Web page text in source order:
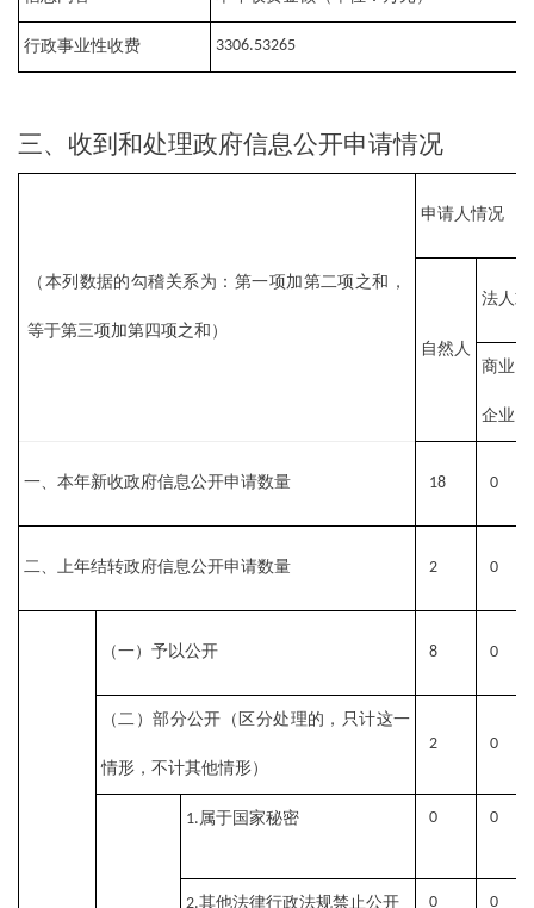
行政事业性收费 3306.53265
三、收到和处理政府信息公开申请情况
（本列数据的勾稽关系为：第一项加第二项之和，
等于第三项加第四项之和）
申请人情况
自然人
法人
商业
企业
一、本年新收政府信息公开申请数量 18 0
二、上年结转政府信息公开申请数量 2 0
（一）予以公开 8 0
（二）部分公开（区分处理的，只计这一
情形，不计其他情形）
2 0
1. 属于国家秘密 0 0
2.其他法律行政法规禁止公开 0 0